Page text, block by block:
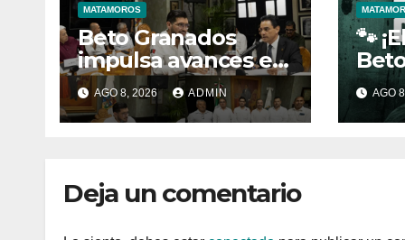
MATAMOROS
Beto Granados
impulsa avances en
la rehabilitación del
drenaje y
fortalecimiento de
AGO 8, 2026 ADMIN
🐾
AGO
Deja un comentario